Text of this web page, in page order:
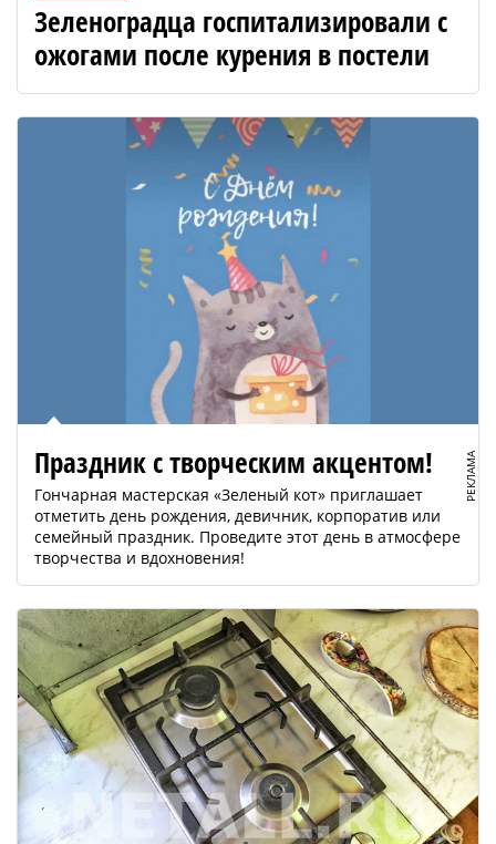
Зеленоградца госпитализировали с
ожогами после курения в постели
РЕКЛАМА
Праздник с творческим акцентом!
Гончарная мастерская «Зеленый кот» приглашает
отметить день рождения, девичник, корпоратив или
семейный праздник. Проведите этот день в атмосфере
творчества и вдохновения!